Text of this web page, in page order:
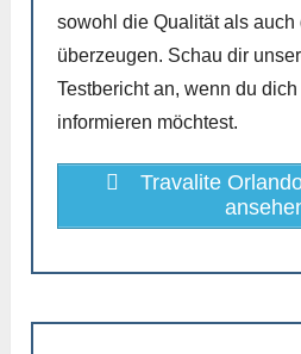
sowohl die Qualität als
überzeugen. Schau dir
Testbericht an, wenn du
informieren möchtest.
Travalite